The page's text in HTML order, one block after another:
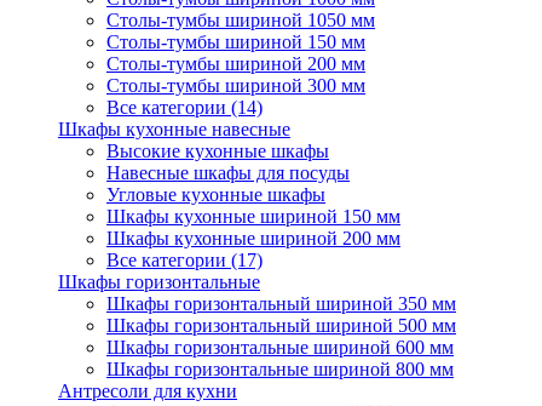
Столы-тумбы шириной 1050 мм
Столы-тумбы шириной 150 мм
Столы-тумбы шириной 200 мм
Столы-тумбы шириной 300 мм
Все категории (14)
Шкафы кухонные навесные
Высокие кухонные шкафы
Навесные шкафы для посуды
Угловые кухонные шкафы
Шкафы кухонные шириной 150 мм
Шкафы кухонные шириной 200 мм
Все категории (17)
Шкафы горизонтальные
Шкафы горизонтальный шириной 350 мм
Шкафы горизонтальный шириной 500 мм
Шкафы горизонтальные шириной 600 мм
Шкафы горизонтальные шириной 800 мм
Антресоли для кухни